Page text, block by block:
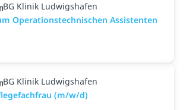
BG Klinik Ludwigshafen
Operationstechnischen Assistenten
BG Klinik Ludwigshafen
(m/w/d)